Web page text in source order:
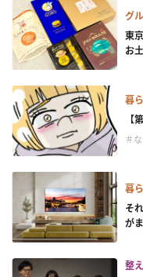
グ
東
お
暮
【
＃
暮
そ
が
整